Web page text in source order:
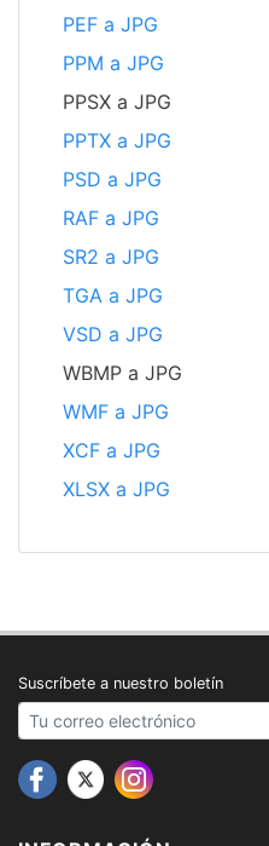
PEF a JPG
PPM a JPG
PPSX a JPG
PPTX a JPG
PSD a JPG
RAF a JPG
SR2 a JPG
TGA a JPG
VSD a JPG
WBMP a JPG
WMF a JPG
XCF a JPG
XLSX a JPG
Suscríbete a nuestro boletín
Your email address